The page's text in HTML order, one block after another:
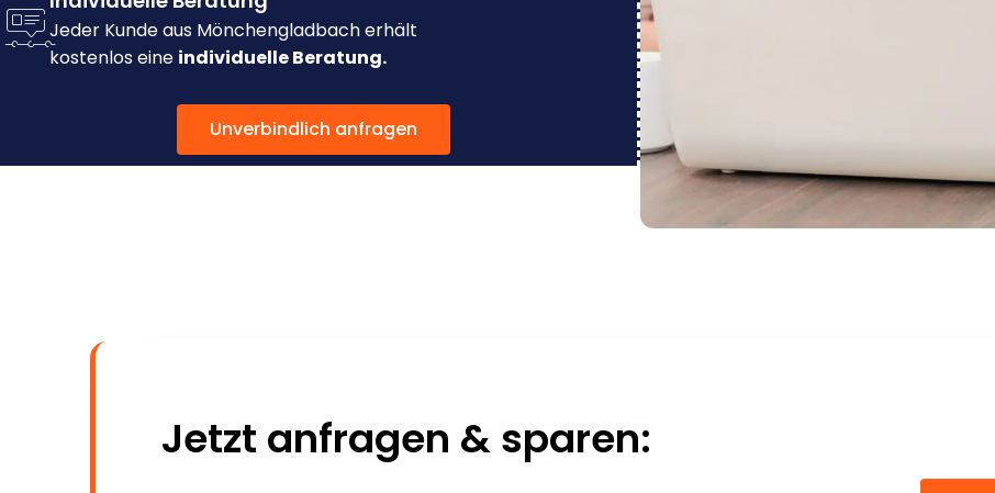
Jeder Kunde aus Mönchengladbach erhält
kostenlos eine individuelle Beratung.
Unverbindlich anfragen
Jetzt anfragen & sparen: